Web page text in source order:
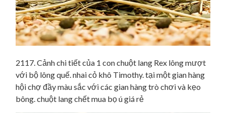
2117. Cảnh chi tiết của 1 con chuột lang Rex lông mượt
với bộ lông quế. nhai cỏ khô Timothy. tại một gian hàng
hội chợ đầy màu sắc với các gian hàng trò chơi và kẹo
bông. chuột lang chết mua bọ ú giá rẻ